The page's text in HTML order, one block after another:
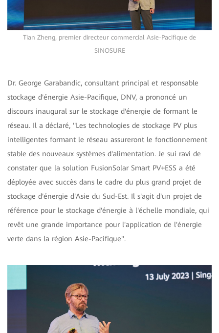
Tian Zheng, premier directeur commercial Asie-Pacifique de
SINOSURE
Dr. George Garabandic, consultant principal et responsable
stockage d'énergie Asie-Pacifique, DNV, a prononcé un
discours inaugural sur le stockage d'énergie de formant le
réseau. Il a déclaré, ''Les technologies de stockage PV plus
intelligentes formant le réseau assureront le fonctionnement
stable des nouveaux systèmes d'alimentation. Je sui ravi de
constater que la solution FusionSolar Smart PV+ESS a été
déployée avec succès dans le cadre du plus grand projet de
stockage d'énergie d'Asie du Sud-Est. Il s'agit d'un projet de
référence pour le stockage d'énergie à l'échelle mondiale, qui
revêt une grande importance pour l'application de l'énergie
verte dans la région Asie-Pacifique''.